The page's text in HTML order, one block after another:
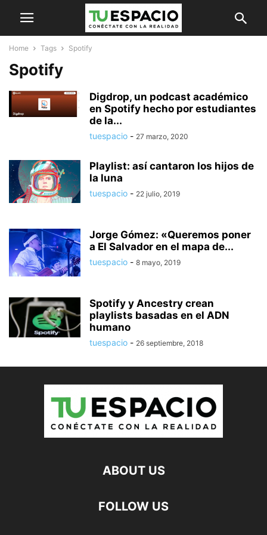
Home Tags Spotify
Spotify
Digdrop, un podcast académico
en Spotify hecho por estudiantes
de la...
tuespacio - 27 marzo, 2020
Playlist: así cantaron los hijos de
la luna
tuespacio - 22 julio, 2019
Jorge Gómez: «Queremos poner
a El Salvador en el mapa de...
tuespacio - 8 mayo, 2019
Spotify y Ancestry crean
playlists basadas en el ADN
humano
tuespacio - 26 septiembre, 2018
ABOUT US
FOLLOW US